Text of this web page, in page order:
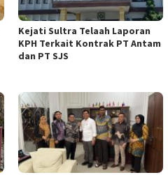
Kejati Sultra Telaah Laporan
KPH Terkait Kontrak PT Antam
dan PT SJS